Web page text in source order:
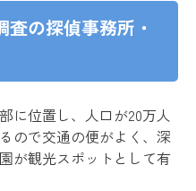
の探偵事務所・
に位置し、人口が20万人
ので交通の便がよく、深
が観光スポットとして有